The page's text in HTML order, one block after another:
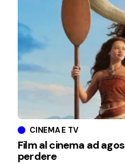
CINEMA E TV
Film al cinema ad
perdere